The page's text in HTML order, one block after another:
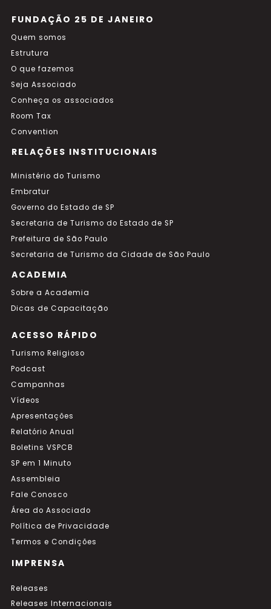
FUNDAÇÃO 25 DE JANEIRO
Quem somos
Estrutura
O que fazemos
Seja Associado
Conheça os associados
Room Tax
Convention
RELAÇÕES INSTITUCIONAIS
Ministério do Turismo
Embratur
Governo do Estado de SP
Secretaria de Turismo do Estado de SP
Prefeitura de São Paulo
Secretaria de Turismo da Cidade de São Paulo
ACADEMIA
Sobre a Academia
Dicas de Capacitação
ACESSO RÁPIDO
Turismo Religioso
Podcast
Campanhas
Vídeos
Apresentações
Relatório Anual
Boletins VSPCB
SP em 1 Minuto
Assembleia
Fale Conosco
Área do Associado
Política de Privacidade
Termos e Condições
IMPRENSA
Releases
Releases Internacionais